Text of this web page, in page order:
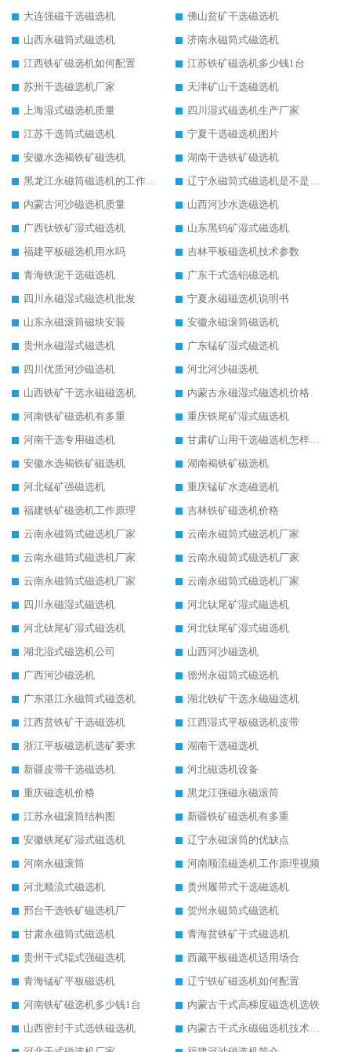
大连强磁干选磁选机
佛山贫矿干选磁选机
山西永磁筒式磁选机
济南永磁筒式磁选机
江西铁矿磁选机如何配置
江苏铁矿磁选机多少钱1台
苏州干选磁选机厂家
天津矿山干选磁选机
上海湿式磁选机质量
四川湿式磁选机生产厂家
江苏干选筒式磁选机
宁夏干选磁选机图片
安徽水选褐铁矿磁选机
湖南干选铁矿磁选机
黑龙江永磁筒磁选机的工作原理
辽宁永磁筒式磁选机是不是强磁
内蒙古河沙磁选机质量
山西河沙水选磁选机
广西钛铁矿湿式磁选机
山东黑钨矿湿式磁选机
福建平板磁选机用水吗
吉林平板磁选机技术参数
青海铁泥干选磁选机
广东干式选铝磁选机
四川永磁湿式磁选机批发
宁夏永磁磁选机说明书
山东永磁滚筒磁块安装
安徽永磁滚筒磁选机
贵州永磁湿式磁选机
广东锰矿湿式磁选机
四川优质河沙磁选机
河北河沙磁选机
山西铁矿干选永磁磁选机
内蒙古永磁湿式磁选机价格
河南铁矿磁选机有多重
重庆铁尾矿湿式磁选机
河南干选专用磁选机
甘肃矿山用干选磁选机怎样调磁
安徽水选褐铁矿磁选机
湖南褐铁矿磁选机
河北锰矿强磁选机
重庆锰矿水选磁选机
福建铁矿磁选机工作原理
吉林铁矿磁选机价格
云南永磁筒式磁选机厂家
云南永磁筒式磁选机厂家
云南永磁筒式磁选机厂家
云南永磁筒式磁选机厂家
云南永磁筒式磁选机厂家
云南永磁筒式磁选机厂家
四川永磁湿式磁选机
河北钛尾矿湿式磁选机
河北钛尾矿湿式磁选机
河北钛尾矿湿式磁选机
湖北湿式磁选机公司
山西河沙磁选机
广西河沙磁选机
德州永磁筒式磁选机
广东湛江永磁筒式磁选机
湖北铁矿干选永磁磁选机
江西贫铁矿干选磁选机
江西湿式平板磁选机皮带
浙江平板磁选机选矿要求
湖南干选磁选机
新疆皮带干选磁选机
河北磁选机设备
重庆磁选机价格
黑龙江强磁永磁滚筒
江苏永磁滚筒结构图
新疆铁矿磁选机有多重
安徽铁尾矿湿式磁选机
辽宁永磁滚筒的优缺点
河南永磁滚筒
河南顺流磁选机工作原理视频
河北顺流式磁选机
贵州履带式干选磁选机
邢台干选铁矿磁选机厂
贺州永磁筒式磁选机
甘肃永磁筒式磁选机
青海贫铁矿干式磁选机
贵州干式辊式强磁选机
西藏平板磁选机适用场合
青海锰矿平板磁选机
辽宁铁矿磁选机如何配置
河南铁矿磁选机多少钱1台
内蒙古干式高梯度磁选机选铁
山西密封干式选铁磁选机
内蒙古干式永磁磁选机技术要求